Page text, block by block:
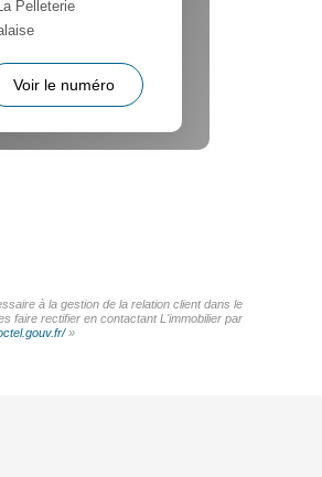
Pelleterie
Voir le numéro
à la gestion de la relation client dans le
faire rectifier en contactant L'immobilier par
»